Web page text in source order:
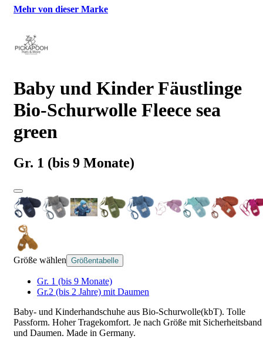
Mehr von dieser Marke
Baby und Kinder Fäustlinge
Bio-Schurwolle Fleece sea
green
Gr. 1 (bis 9 Monate)
Größe wählen Größentabelle
Gr. 1 (bis 9 Monate)
Gr.2 (bis 2 Jahre) mit Daumen
Baby- und Kinderhandschuhe aus Bio-Schurwolle(kbT). Tolle
Passform. Hoher Tragekomfort. Je nach Größe mit Sicherheitsband
und Daumen. Made in Germany.